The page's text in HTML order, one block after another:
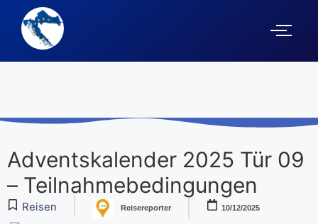
Adventskalender 2025 Tür 09
– Teilnahmebedingungen
Reisen Reisereporter 10/12/2025